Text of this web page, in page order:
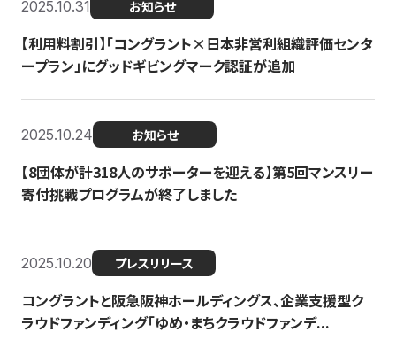
2025.10.31 お知らせ
【利用料割引】「コングラント×日本非営利組織評価センタ
ープラン」にグッドギビングマーク認証が追加
2025.10.24 お知らせ
【8団体が計318人のサポーターを迎える】​​第5回マンスリー
寄付挑戦プログラムが終了しました
2025.10.20 プレスリリース
コングラントと阪急阪神ホールディングス、企業支援型ク
ラウドファンディング「ゆめ・まちクラウドファンデ...